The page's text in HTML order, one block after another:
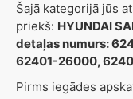
Šajā kategorijā jūs
priekš: HYUNDAI
detaļas numurs:
62401-26000,
Pirms iegādes